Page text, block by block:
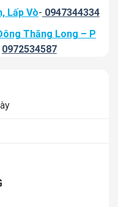
Lấp Vò- 0947344334
Thăng Long – P
0972534587